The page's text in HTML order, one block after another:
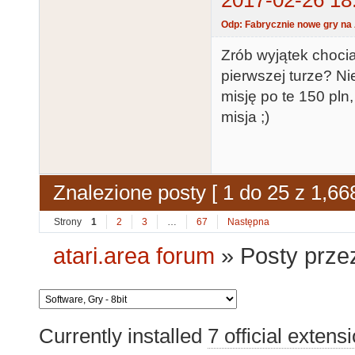
Odp: Fabrycznie nowe gry
Zrób wyjątek
pierwszej turze?
misję po te 150
misja ;)
Znalezione posty [ 1 do 25 z
Strony 1 2 3 … 67 Następna
atari.area forum » Posty
Currently installed 7 official